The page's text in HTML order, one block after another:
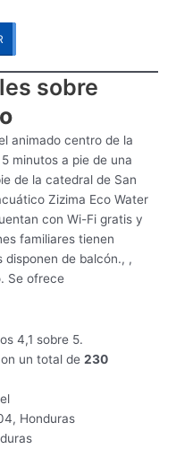
sobre
animado centro de la
minutos a pie de una
de la catedral de San
Zizima Eco Water
con Wi-Fi gratis y
familiares tienen
disponen de balcón., ,
Se ofrece
4,1 sobre 5.
un total de230
Honduras